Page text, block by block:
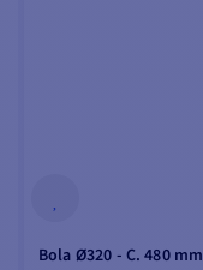
Bola Ø320 - C. 480 mm